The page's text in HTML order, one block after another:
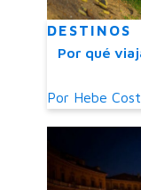
DESTINOS
Por qué
Por Hebe